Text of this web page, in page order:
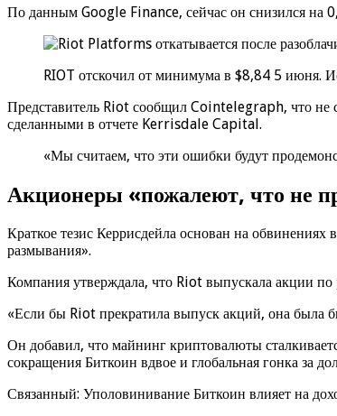
По данным Google Finance, сейчас он снизился на
RIOT отскочил от минимума в $8,84 5 июня.
Представитель Riot сообщил Cointelegraph, что не
сделанными в отчете Kerrisdale Capital.
«Мы считаем, что эти ошибки будут
Акционеры «пожалеют, что не
Краткое тезис Керрисдейла основан на
размывания».
Компания утверждала, что Riot выпускала акции по
«Если бы Riot прекратила выпуск акций, она была
Он добавил, что майнинг криптовалюты
сокращения Биткоин вдвое и глобальная гонка за
Связанный: Уполовинивание Биткоин влияет на